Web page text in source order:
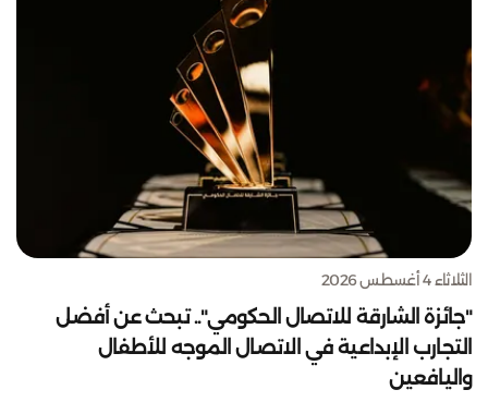
الثلاثاء 4 أغسطس 2026
"جائزة الشارقة للاتصال الحكومي".. تبحث عن أفضل
التجارب الإبداعية في الاتصال الموجه للأطفال
واليافعين